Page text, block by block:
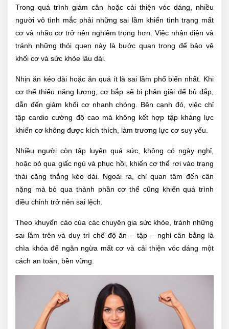
Trong quá trình giảm cân hoặc cải thiện vóc dáng, nhiều
người vô tình mắc phải những sai lầm khiến tình trạng mất
cơ và nhão cơ trở nên nghiêm trọng hơn. Việc nhận diện và
tránh những thói quen này là bước quan trọng để bảo vệ
khối cơ và sức khỏe lâu dài.
Nhịn ăn kéo dài hoặc ăn quá ít là sai lầm phổ biến nhất. Khi
cơ thể thiếu năng lượng, cơ bắp sẽ bị phân giải để bù đắp,
dẫn đến giảm khối cơ nhanh chóng. Bên cạnh đó, việc chỉ
tập cardio cường độ cao mà không kết hợp tập kháng lực
khiến cơ không được kích thích, làm trương lực cơ suy yếu.
Nhiều người còn tập luyện quá sức, không có ngày nghỉ,
hoặc bỏ qua giấc ngủ và phục hồi, khiến cơ thể rơi vào trạng
thái căng thẳng kéo dài. Ngoài ra, chỉ quan tâm đến cân
nặng mà bỏ qua thành phần cơ thể cũng khiến quá trình
điều chỉnh trở nên sai lệch.
Theo khuyến cáo của các chuyên gia sức khỏe, tránh những
sai lầm trên và duy trì chế độ ăn – tập – nghỉ cân bằng là
chìa khóa để ngăn ngừa mất cơ và cải thiện vóc dáng một
cách an toàn, bền vững.